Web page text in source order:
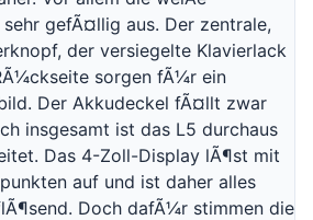
gefÃ¤llig aus. Der zentrale,
der versiegelte Klavierlack
sorgen fÃ¼r ein
Der Akkudeckel fÃ¤llt zwar
insgesamt ist das L5 durchaus
Das 4-Zoll-Display lÃ¶st mit
auf und ist daher alles
Doch dafÃ¼r stimmen die